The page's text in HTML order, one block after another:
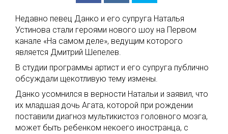
Недавно певец Данко и его супруга Наталья
Устинова стали героями нового шоу на Первом
канале «На самом деле», ведущим которого
является Дмитрий Шепелев.
В студии программы артист и его супруга публично
обсуждали щекотливую тему измены.
Данко усомнился в верности Натальи и заявил, что
их младшая дочь Агата, которой при рождении
поставили диагноз мультикистоз головного мозга,
может быть ребенком некоего иностранца, с